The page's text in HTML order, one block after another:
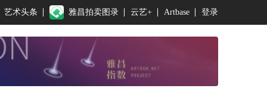
艺术头条 雅昌拍卖图录 云艺+ Artbase 登录